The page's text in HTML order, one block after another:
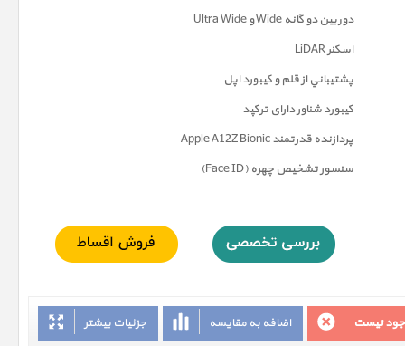
دوربين دو گانه Wide و Ultra Wide
اسکنر LiDAR
پشتيباني از قلم و کيبورد اپل
کیبورد شناور دارای ترکپد
پردازنده قدرتمند Apple A12Z Bionic
سنسور تشخیص چهره (Face ID)
جزئیات بیشتر اضافه به مقایسه نیست